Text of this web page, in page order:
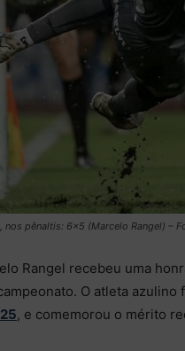
nos pênaltis: 6×5 (Marcelo Rangel) –
Rangel recebeu uma
O atleta azulino
, e comemorou o mérito